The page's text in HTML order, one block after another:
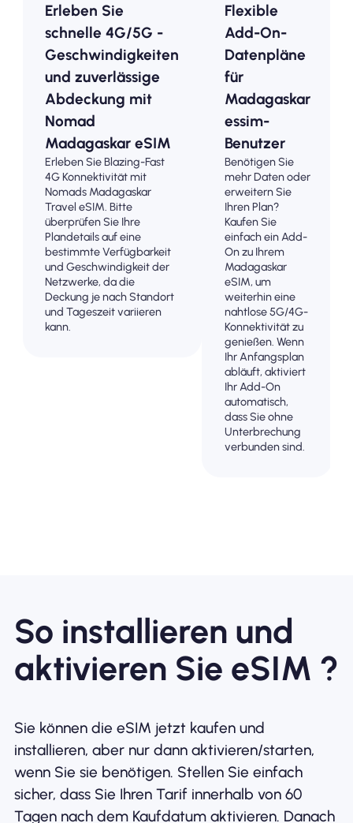
Erleben Sie
schnelle 4G/5G -
Geschwindigkeiten
und zuverlässige
Abdeckung mit
Nomad
Madagaskar eSIM
Erleben Sie Blazing-Fast
4G Konnektivität mit
Nomads Madagaskar
Travel eSIM. Bitte
überprüfen Sie Ihre
Plandetails auf eine
bestimmte Verfügbarkeit
und Geschwindigkeit der
Netzwerke, da die
Deckung je nach Standort
und Tageszeit variieren
kann.
Flexible
Add-On-
Datenpläne
für
Madagaskar
essim-
Benutzer
Benötigen Sie
mehr Daten oder
erweitern Sie
Ihren Plan?
Kaufen Sie
einfach ein Add-
On zu Ihrem
Madagaskar
eSIM, um
weiterhin eine
nahtlose 5G/4G-
Konnektivität zu
genießen. Wenn
Ihr Anfangsplan
abläuft, aktiviert
Ihr Add-On
automatisch,
dass Sie ohne
Unterbrechung
verbunden sind.
So installieren und
aktivieren Sie eSIM ?
Sie können die eSIM jetzt kaufen und
installieren, aber nur dann aktivieren/starten,
wenn Sie sie benötigen. Stellen Sie einfach
sicher, dass Sie Ihren Tarif innerhalb von 60
Tagen nach dem Kaufdatum aktivieren. Danach